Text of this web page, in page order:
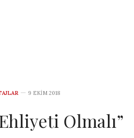
9 EKIM 2018
Olmalı”